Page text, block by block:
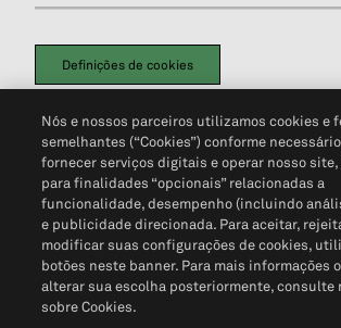
Definições de cookies
Política de PrivacidadePortal de privacidade do
Não Venda Minhas Informações Pessoais© 2026
Nós e nossos parceiros utilizamos cookies e
semelhantes (“Cookies”) conforme
fornecer serviços digitais e operar nosso site,
para finalidades “opcionais” relacionadas a
funcionalidade, desempenho (incluindo
e publicidade direcionada. Para aceitar,
modificar suas configurações de cookies,
botões neste banner. Para mais informações
alterar sua escolha posteriormente, consulte
sobre Cookies.